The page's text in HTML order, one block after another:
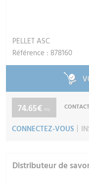
PELLET ASC
Référence : 878160
74.65€ TTC
CONNECTEZ-VOUS
Distributeur de